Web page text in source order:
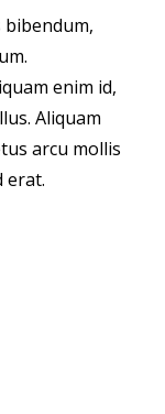
bibendum,
enim id,
Aliquam
arcu mollis
erat.